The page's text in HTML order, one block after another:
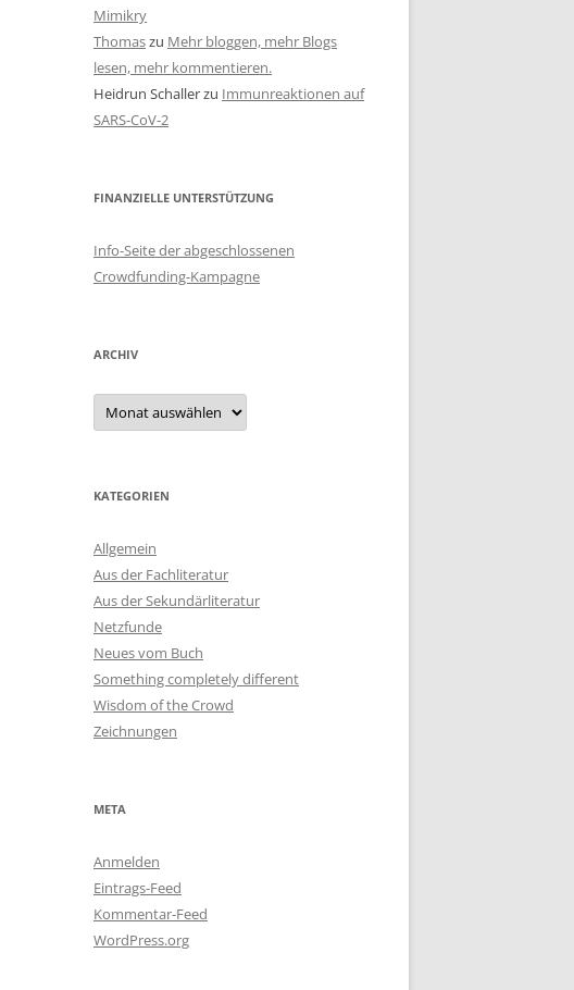
Mimikry
Thomaszu Mehr bloggen, mehr Blogs
lesen, mehr kommentieren.
Heidrun Schallerzu Immunreaktionen auf
SARS-CoV-2
FINANZIELLE UNTERSTÜTZUNG
Info-Seite der abgeschlossenen
Crowdfunding-Kampagne
ARCHIV
Archiv
KATEGORIEN
Allgemein
Aus der Fachliteratur
Aus der Sekundärliteratur
Netzfunde
Neues vom Buch
Something completely different
Wisdom of the Crowd
Zeichnungen
META
Anmelden
Eintrags-Feed
Kommentar-Feed
WordPress.org